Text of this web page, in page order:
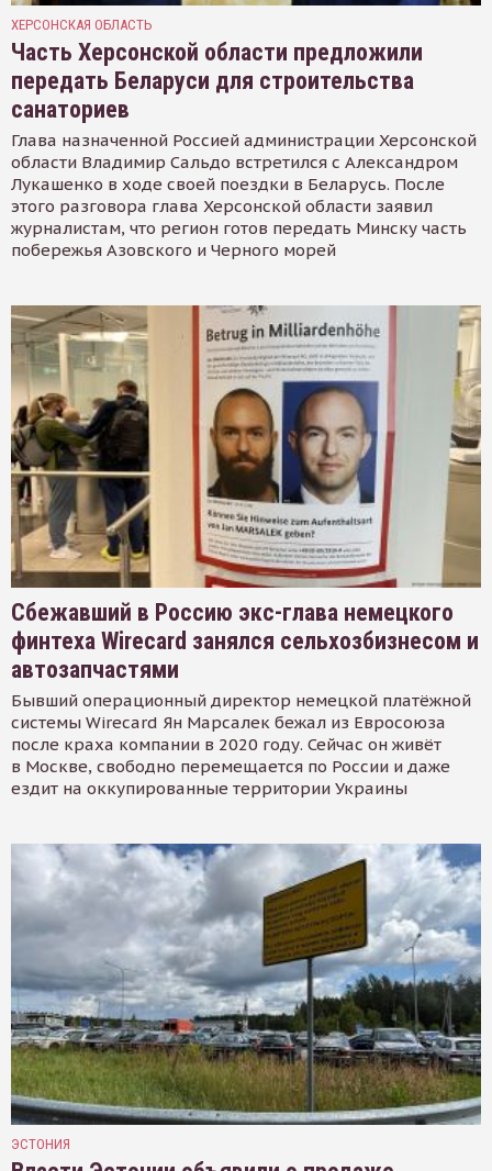
ХЕРСОНСКАЯ ОБЛАСТЬ
Часть Херсонской области предложили
передать Беларуси для строительства
санаториев
Глава назначенной Россией администрации Херсонской
области Владимир Сальдо встретился с Александром
Лукашенко в ходе своей поездки в Беларусь. После
этого разговора глава Херсонской области заявил
журналистам, что регион готов передать Минску часть
побережья Азовского и Черного морей
Сбежавший в Россию экс-глава немецкого
финтеха Wirecard занялся сельхозбизнесом и
автозапчастями
Бывший операционный директор немецкой платёжной
системы Wirecard Ян Марсалек бежал из Евросоюза
после краха компании в 2020 году. Сейчас он живёт
в Москве, свободно перемещается по России и даже
ездит на оккупированные территории Украины
ЭСТОНИЯ